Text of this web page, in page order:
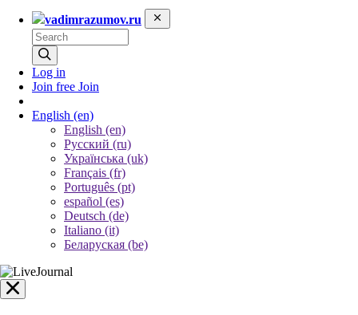
vadimrazumov.ru
Log in
Join free Join
English (en)
English (en)
Русский (ru)
Українська (uk)
Français (fr)
Português (pt)
español (es)
Deutsch (de)
Italiano (it)
Беларуская (be)